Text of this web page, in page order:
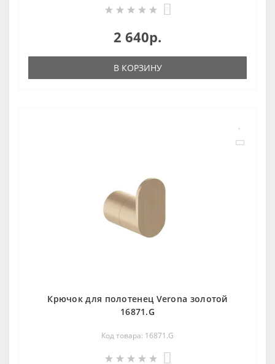
2 640р.
В КОРЗИНУ
Крючок для полотенец Verona золотой
16871.G
Код товара: 16871.G